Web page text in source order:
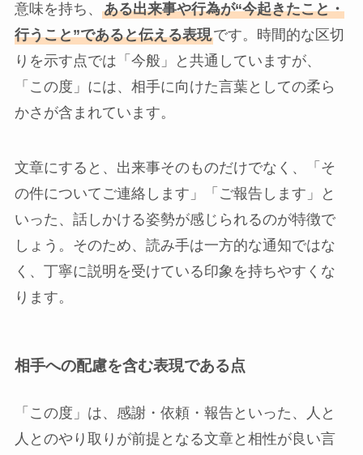
意味を持ち、 ある出来事や行為が“今起きたこと・
行うこと”であると伝える表現です。時間的な区切
りを示す点では「今般」と共通していますが、
「この度」には、相手に向けた言葉としての柔ら
かさが含まれています。
文章にすると、出来事そのものだけでなく、「そ
の件についてご連絡します」「ご報告します」と
いった、話しかける姿勢が感じられるのが特徴で
しょう。そのため、読み手は一方的な通知ではな
く、丁寧に説明を受けている印象を持ちやすくな
ります。
相手への配慮を含む表現である点
「この度」は、感謝・依頼・報告といった、人と
人とのやり取りが前提となる文章と相性が良い言